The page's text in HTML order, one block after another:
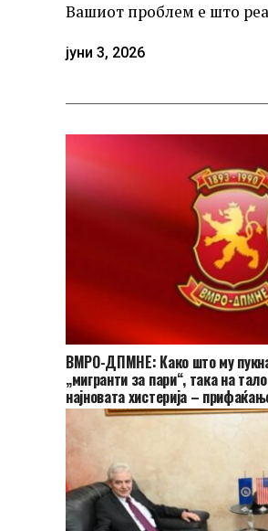
Вашиот проблем е што
јуни 3, 2026
ВМРО-ДПМНЕ: Како што му
„мигранти за пари“, така на
најновата хистерија –